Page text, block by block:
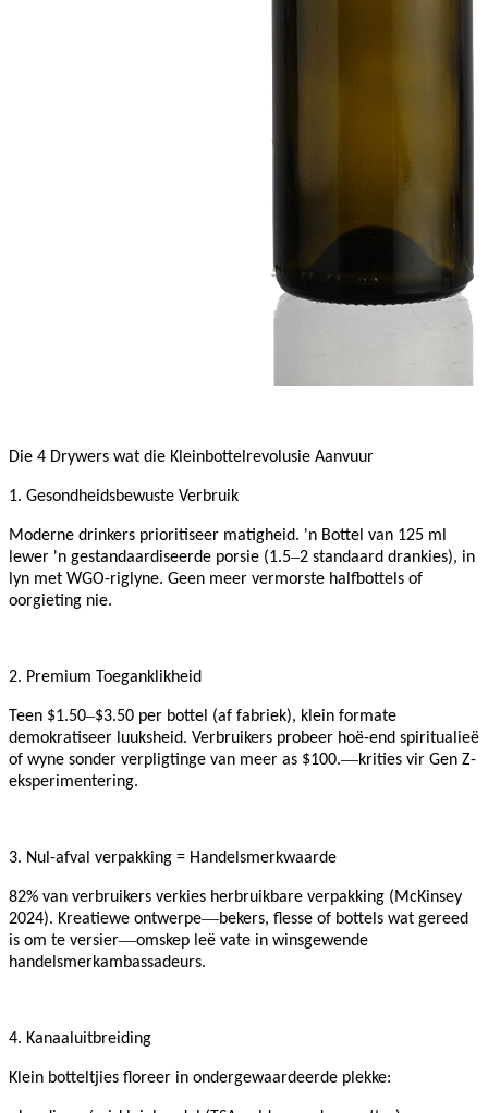
Die 4 Drywers wat die Kleinbottelrevolusie Aanvuur
1. Gesondheidsbewuste Verbruik
Moderne drinkers prioritiseer matigheid. 'n Bottel van 125 ml
lewer 'n gestandaardiseerde porsie (1.5–2 standaard drankies), in
lyn met WGO-riglyne. Geen meer vermorste halfbottels of
oorgieting nie.
2. Premium Toeganklikheid
Teen $1.50–$3.50 per bottel (af fabriek), klein formate
demokratiseer luuksheid. Verbruikers probeer hoë-end spiritualieë
of wyne sonder verpligtinge van meer as $100.—krities vir Gen Z-
eksperimentering.
3. Nul-afval verpakking = Handelsmerkwaarde
82% van verbruikers verkies herbruikbare verpakking (McKinsey
2024). Kreatiewe ontwerpe—bekers, flesse of bottels wat gereed
is om te versier—omskep leë vate in winsgewende
handelsmerkambassadeurs.
4. Kanaaluitbreiding
Klein botteltjies floreer in ondergewaardeerde plekke: